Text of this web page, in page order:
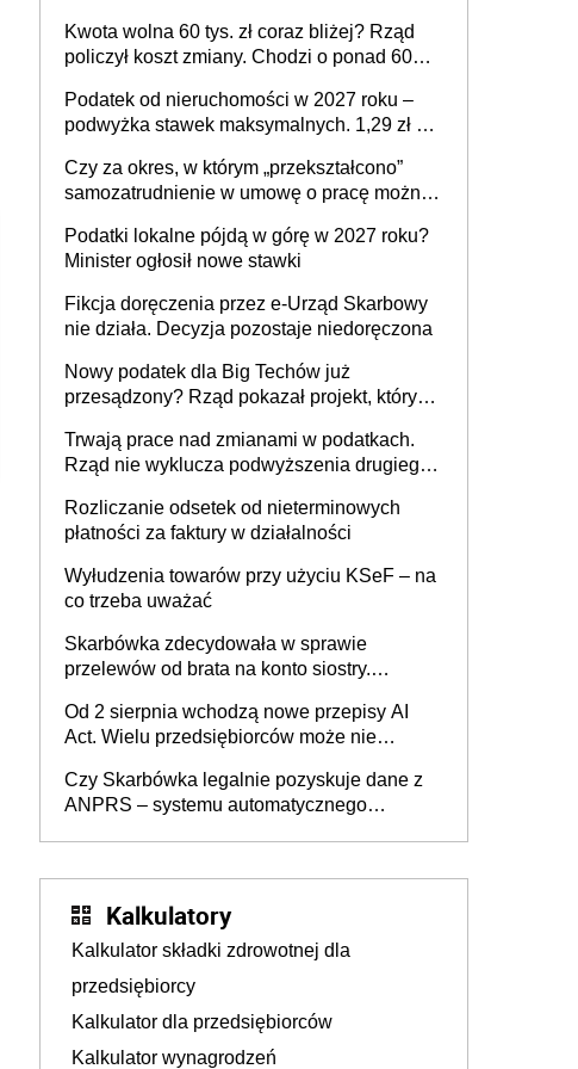
Kwota wolna 60 tys. zł coraz bliżej? Rząd
policzył koszt zmiany. Chodzi o ponad 60
Podatek od nieruchomości w 2027 roku –
podwyżka stawek maksymalnych. 1,29 zł za
budynków i lokali związanych z
prowadzeniem działalności gospodarczej
Czy za okres, w którym „przekształcono”
samozatrudnienie w umowę o pracę można
umowy cywilnoprawnej jedynym
racjonalnym wyjściem
Podatki lokalne pójdą w górę w 2027 roku?
Minister ogłosił nowe stawki
Fikcja doręczenia przez e-Urząd Skarbowy
nie działa. Decyzja pozostaje niedoręczona
Nowy podatek dla Big Techów już
przesądzony? Rząd pokazał projekt, który
Trwają prace nad zmianami w podatkach.
Rząd nie wyklucza podwyższenia drugiego
Rozliczanie odsetek od nieterminowych
płatności za faktury w działalności
Wyłudzenia towarów przy użyciu KSeF – na
co trzeba uważać
Skarbówka zdecydowała w sprawie
przelewów od brata na konto siostry.
darowizna, ale podatku jednak nie będzie
Od 2 sierpnia wchodzą nowe przepisy AI
Act. Wielu przedsiębiorców może nie
Czy Skarbówka legalnie pozyskuje dane z
ANPRS – systemu automatycznego
Kalkulatory
Kalkulator składki zdrowotnej dla
przedsiębiorcy
Kalkulator dla przedsiębiorców
Kalkulator wynagrodzeń